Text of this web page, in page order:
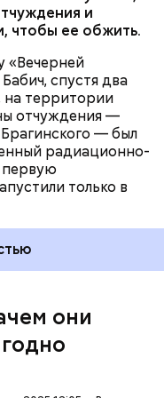
и
чтобы ее обжить.
«Вечерней
спустя два
на территории
отчуждения —
— был
радиационно-
первую
только в
они
второго
несут особую
лидеров об
того, какие
по ядерной
«Бюллетеня
решение о
послужили как
ядерными
усиление